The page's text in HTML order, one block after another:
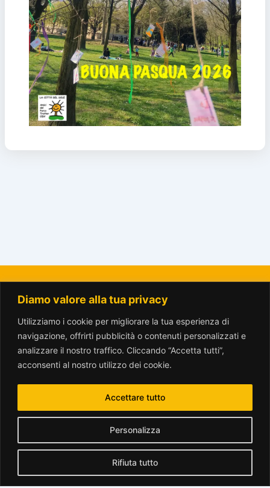
Diamo valore alla tua privacy
Utilizziamo i cookie per migliorare la tua esperienza di
navigazione, offrirti pubblicità o contenuti personalizzati e
analizzare il nostro traffico. Cliccando “Accetta tutti”,
acconsenti al nostro utilizzo dei cookie.
Personalizza
Rifiuta tutto
Accettare tutto
La Città del Sole - Amici del Parco Trotter o.n.l.u.s.
amicitrotter@gmail.com
www.parcotrotter.org è rilasciata sotto licenzaCreative Commons
Attribuzione - Non commerciale - Condividi allo stesso modo 2.5
Italia License.
Translate »